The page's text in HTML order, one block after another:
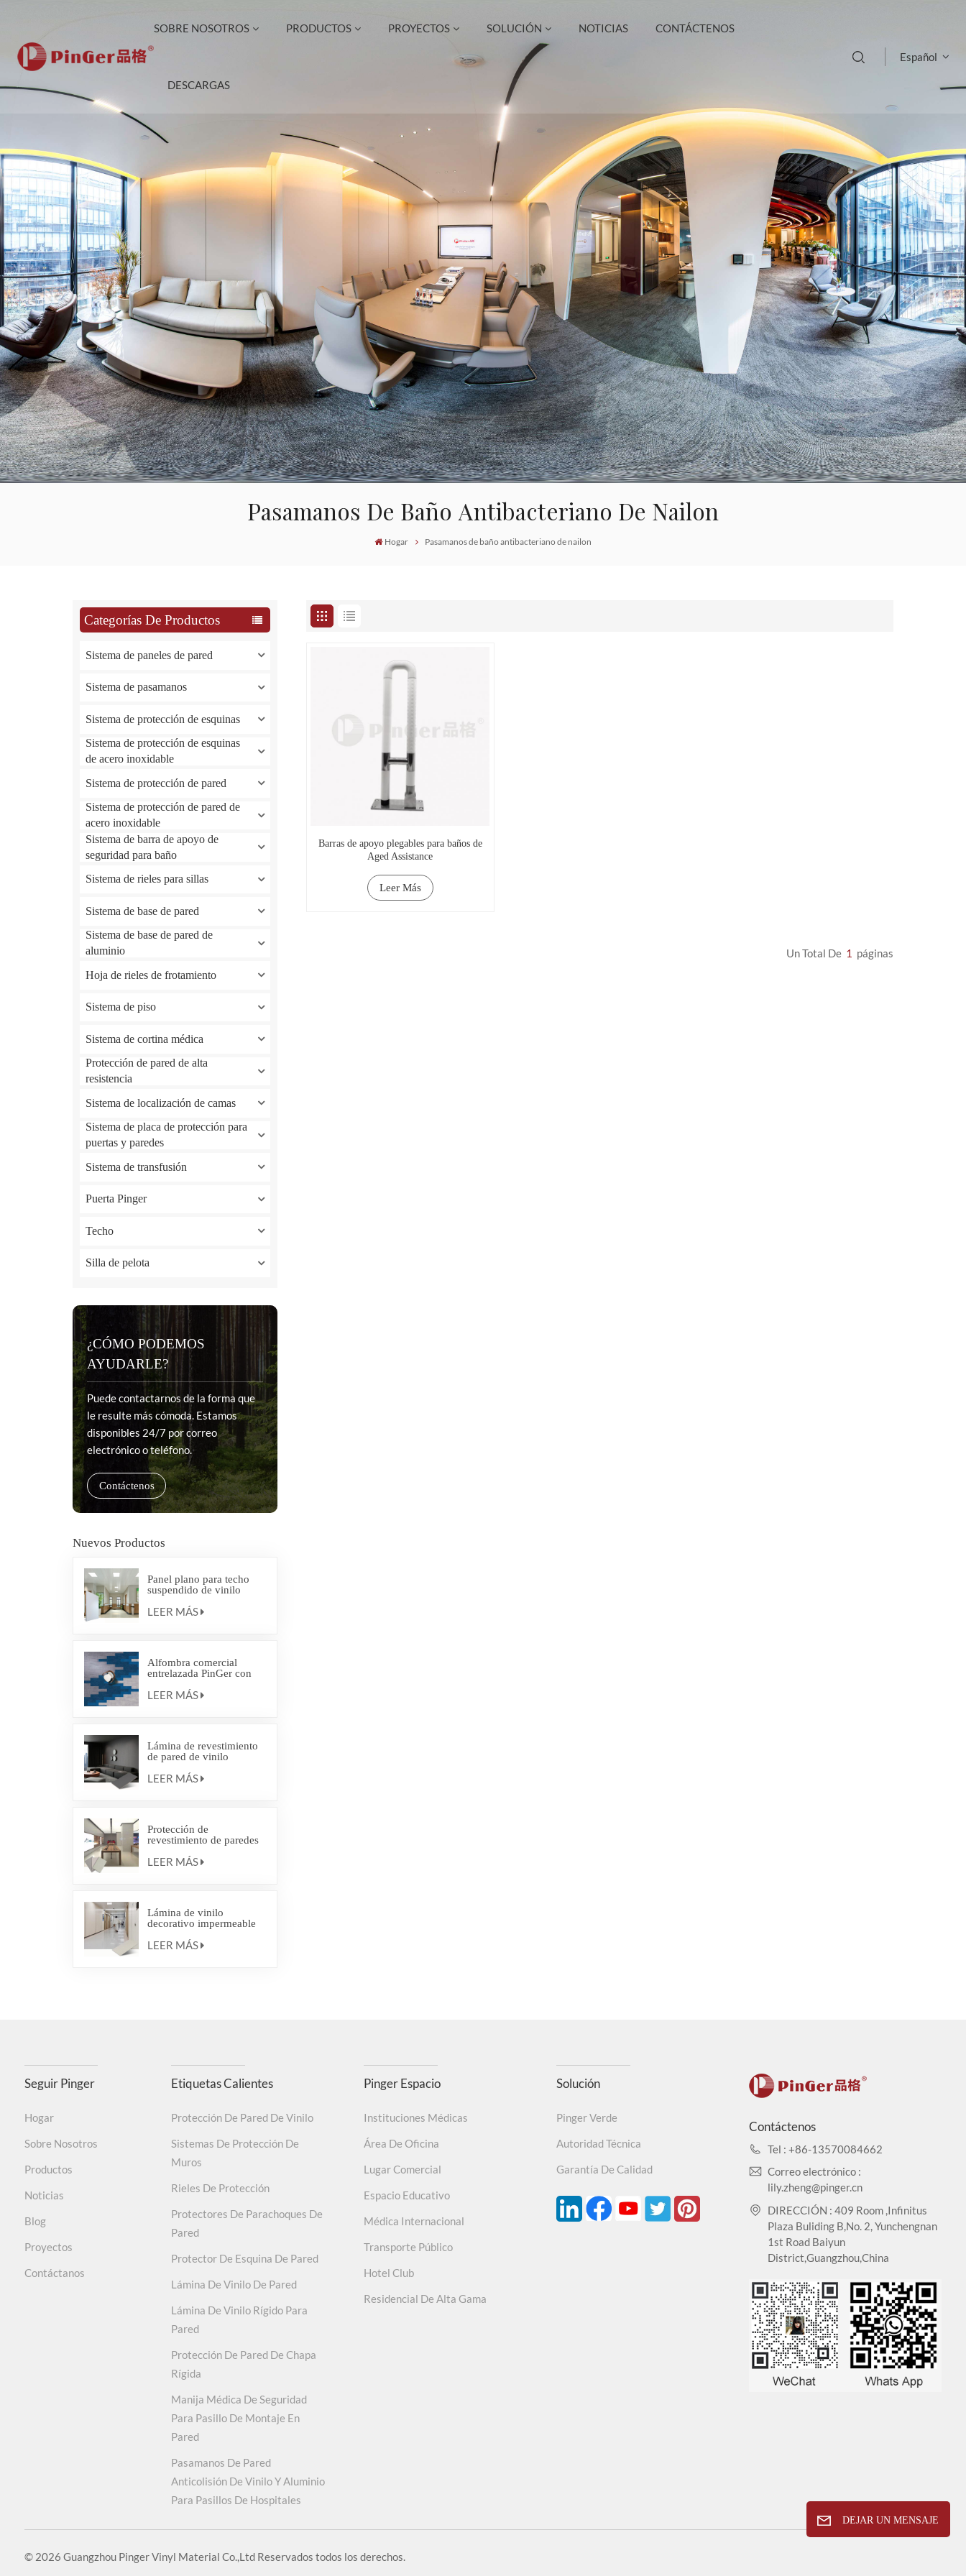
SOBRE NOSOTROS PRODUCTOS PROYECTOS SOLUCIÓN NOTICIAS CONTÁCTENOS
DESCARGAS
Español
français
Deutsch
русский
italiano
español
português
العربية
한국의
Tiếng việt
Indonesia
中文
Pasamanos De Baño Antibacteriano De Nailon
Hogar Pasamanos de baño antibacteriano de nailon
Categorías De Productos
Sistema de paneles de pared
Sistema de pasamanos
Sistema de protección de esquinas
Sistema de protección de esquinas
de acero inoxidable
Sistema de protección de pared
Sistema de protección de pared de
acero inoxidable
Sistema de barra de apoyo de
seguridad para baño
Sistema de rieles para sillas
Sistema de base de pared
Sistema de base de pared de
aluminio
Hoja de rieles de frotamiento
Sistema de piso
Sistema de cortina médica
Protección de pared de alta
resistencia
Sistema de localización de camas
Sistema de placa de protección para
puertas y paredes
Sistema de transfusión
Puerta Pinger
Techo
Silla de pelota
¿CÓMO PODEMOS
AYUDARLE?
Puede contactarnos de la forma que
le resulte más cómoda. Estamos
disponibles 24/7 por correo
electrónico o teléfono.
Contáctenos
Nuevos Productos
Panel plano para techo
suspendido de vinilo
LEER MÁS
Alfombra comercial
entrelazada PinGer con
losetas de alfombra
LEER MÁS
Lámina de revestimiento
de pared de vinilo
LEER MÁS
Protección de
revestimiento de paredes
de madera y colores
LEER MÁS
Lámina de vinilo
decorativo impermeable
LEER MÁS
Barras de apoyo plegables para baños de
Aged Assistance
Leer Más
Un Total De 1 Páginas
Seguir Pinger
Hogar
Sobre Nosotros
Productos
Noticias
Blog
Proyectos
Contáctanos
Etiquetas Calientes
Protección De Pared De Vinilo
Sistemas De Protección De
Muros
Rieles De Protección
Protectores De Parachoques De
Pared
Protector De Esquina De Pared
Lámina De Vinilo De Pared
Lámina De Vinilo Rígido Para
Pared
Protección De Pared De Chapa
Rígida
Manija Médica De Seguridad
Para Pasillo De Montaje En
Pared
Pasamanos De Pared
Anticolisión De Vinilo Y Aluminio
Para Pasillos De Hospitales
Pinger Espacio
Instituciones Médicas
Área De Oficina
Lugar Comercial
Espacio Educativo
Médica Internacional
Transporte Público
Hotel Club
Residencial De Alta Gama
Solución
Pinger Verde
Autoridad Técnica
Garantía De Calidad
Contáctenos
Tel : +86-13570084662
Correo electrónico :
lily.zheng@pinger.cn
DIRECCIÓN : 409 Room ,Infinitus
Plaza Buliding B,No. 2, Yunchengnan
1st Road Baiyun
District,Guangzhou,China
© 2026 Guangzhou Pinger Vinyl Material Co.,Ltd Reservados todos los derechos.
DEJAR UN MENSAJE